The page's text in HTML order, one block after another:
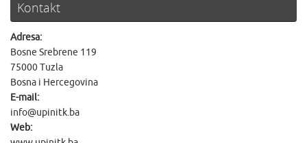
Kontakt
Adresa:
Bosne Srebrene 119
75000 Tuzla
Bosna i Hercegovina
E-mail:
info@upinitk.ba
Web: